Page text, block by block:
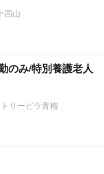
四山
のみ/特別養護老人
リービラ青梅